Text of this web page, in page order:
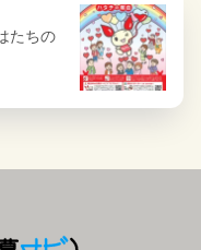
たちの